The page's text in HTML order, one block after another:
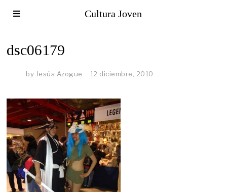
Cultura Joven
dsc06179
by Jesús Azogue 12 diciembre, 2010